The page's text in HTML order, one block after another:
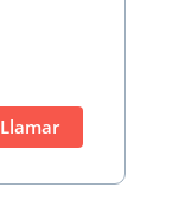
Llamar